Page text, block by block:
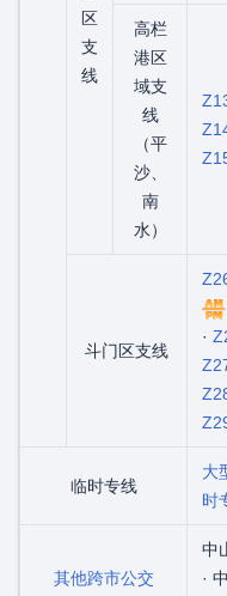
区
支
线
高栏
港区
域支
线
（平
沙、
南
水）
斗门区支线
·
临时专线
大
时
其他跨市公交
中
·